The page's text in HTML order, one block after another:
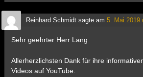
Reinhard Schmidtsagte am 5. Mai 2019
Sehr geehrter Herr Lang
Allerherzlichsten Dank für ihre
Videos auf YouTube.